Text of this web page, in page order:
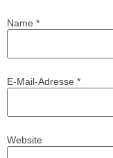
Name *
E-Mail-Adresse *
Website